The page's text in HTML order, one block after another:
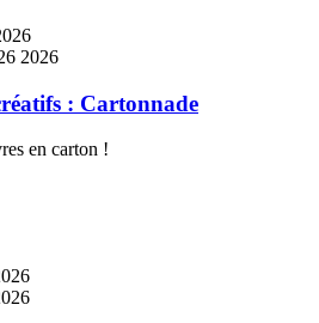
2026
: Cartonnade
en carton !